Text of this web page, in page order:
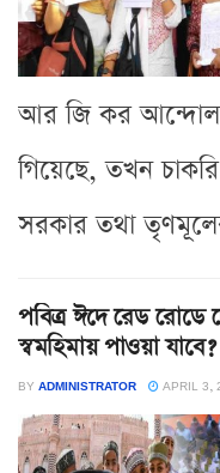
আর জি কর
গিয়েছে, তখন
সরকার তথা
পবিত্র ঈদে রেড রোডে
স্বমহিমায় পাওয়া যাবে?
BY ADMINISTRATOR APRIL 3,